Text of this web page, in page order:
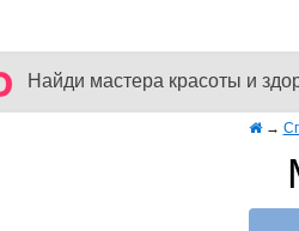
Найди мастера красоты и
→